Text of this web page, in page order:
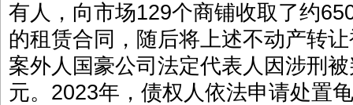
有人，向市场129个商铺收取了约
的租赁合同，随后将上述不动产转
案外人国豪公司法定代表人因涉刑
元。2023年，债权人依法申请处置